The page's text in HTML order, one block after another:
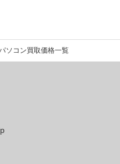
ソコン買取価格一覧